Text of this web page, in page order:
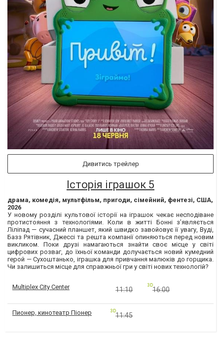
Дивитись трейлер
Історія іграшок 5
драма, комедія, мультфільм, пригоди, сімейний, фентезі, США,
2026
У новому розділі культової історії на іграшок чекає несподіване
протистояння з технологіями. Коли в житті Бонні з’являється
Ліліпад — сучасний планшет, який швидко завойовує її увагу, Вуді,
Базз Рятівник, Джессі та решта компанії опиняються перед новим
викликом. Поки друзі намагаються знайти своє місце у світі
цифрових розваг, до їхньої команди долучається новий кумедний
герой — Сухоштанько, іграшка для привчання малюків до горщика.
Чи залишиться місце для справжньої гри у світі нових технологій?
Multiplex City Center 11:10 16:00
3D
Пионер, кинотеатр Піонер 11:45
3D